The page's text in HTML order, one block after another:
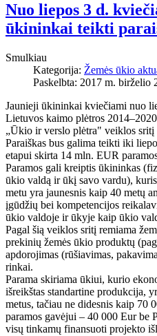
Nuo liepos 3 d.
ūkininkai teikti
Smulkiau
Kategorija: Žemės ūkio
Paskelbta: 2017 m. birželio
Jaunieji ūkininkai kviečiami nuo
Lietuvos kaimo plėtros
„Ūkio ir verslo plėtra" veiklos
Paraiškas bus galima teikti iki
etapui skirta 14 mln. EUR
Paramos gali kreiptis ūkininkas
ūkio valdą ir ūkį savo vardu),
metu yra jaunesnis kaip 40 metų
įgūdžių bei kompetencijos
ūkio valdoje ir ūkyje kaip ūkio
Pagal šią veiklos sritį remiama
prekinių žemės ūkio produktų
apdorojimas (rūšiavimas,
rinkai.
Parama skiriama ūkiui, kurio
išreikštas standartine produkcija,
metus, tačiau ne didesnis kaip 70
paramos gavėjui – 40 000 Eur be
visų tinkamų finansuoti projekto